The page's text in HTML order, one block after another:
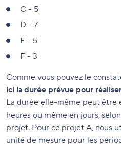
C - 5
D - 7
E - 5
F - 3
Comme vous pouvez le
ici la durée prévue pour
La durée elle-même peut être
heures ou même en jours,
projet. Pour ce projet A, nous
unité de mesure pour les